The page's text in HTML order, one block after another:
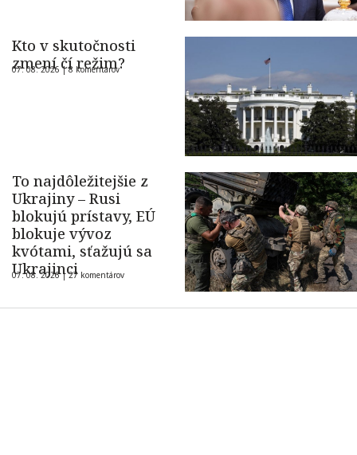
Kto v skutočnosti
zmení čí režim?
07. 08. 2026 |8 komentárov
To najdôležitejšie z
Ukrajiny – Rusi
blokujú prístavy, EÚ
blokuje vývoz
kvótami, sťažujú sa
Ukrajinci
07. 08. 2026 |27 komentárov